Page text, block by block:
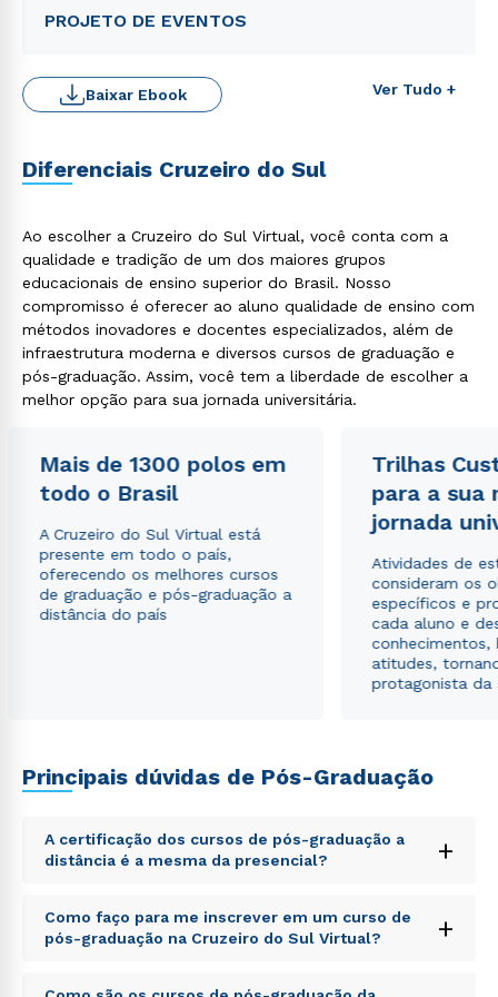
PROJETO DE EVENTOS
Ver Tudo +
Baixar Ebook
Diferenciais Cruzeiro do Sul
Ao escolher a Cruzeiro do Sul Virtual, você conta com a
qualidade e tradição de um dos maiores grupos
educacionais de ensino superior do Brasil. Nosso
compromisso é oferecer ao aluno qualidade de ensino com
métodos inovadores e docentes especializados, além de
infraestrutura moderna e diversos cursos de graduação e
pós-graduação. Assim, você tem a liberdade de escolher a
melhor opção para sua jornada universitária.
Mais de 1300 polos em
todo o Brasil
A Cruzeiro do Sul Virtual está
presente em todo o país,
oferecendo os melhores cursos
de graduação e pós-graduação a
distância do país
Trilhas
para a sua
jornada
Atividades de
consideram os
específicos e
cada aluno e
conhecimentos,
atitudes,
protagonista da
Principais dúvidas de Pós-Graduação
A certificação dos cursos de pós-graduação a
distância é a mesma da presencial?
+
Sed ut perspiciatis unde omnis iste natus error sit
voluptatem accusantium doloremque laudantium,
totam rem aperiam, eaque ipsa quae ab illo inventore
Como faço para me inscrever em um curso de
pós-graduação na Cruzeiro do Sul Virtual?
+
Sed ut perspiciatis unde omnis iste natus error sit
Rápido e fácil
WhatsApp
ou
autorizo que meus dados sejam utilizados para o
envio de conteúdos da Cruzeiro do Sul.